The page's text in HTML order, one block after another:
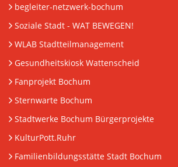
begleiter-netzwerk-bochum
Soziale Stadt - WAT BEWEGEN!
WLAB Stadtteilmanagement
Gesundheitskiosk Wattenscheid
Fanprojekt Bochum
Sternwarte Bochum
Stadtwerke Bochum Bürgerprojekte
KulturPott.Ruhr
Familienbildungsstätte Stadt Bochum